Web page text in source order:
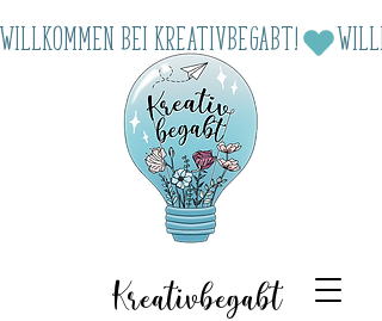
Kreativbegabt
Willkommen bei Kreativbegabt!